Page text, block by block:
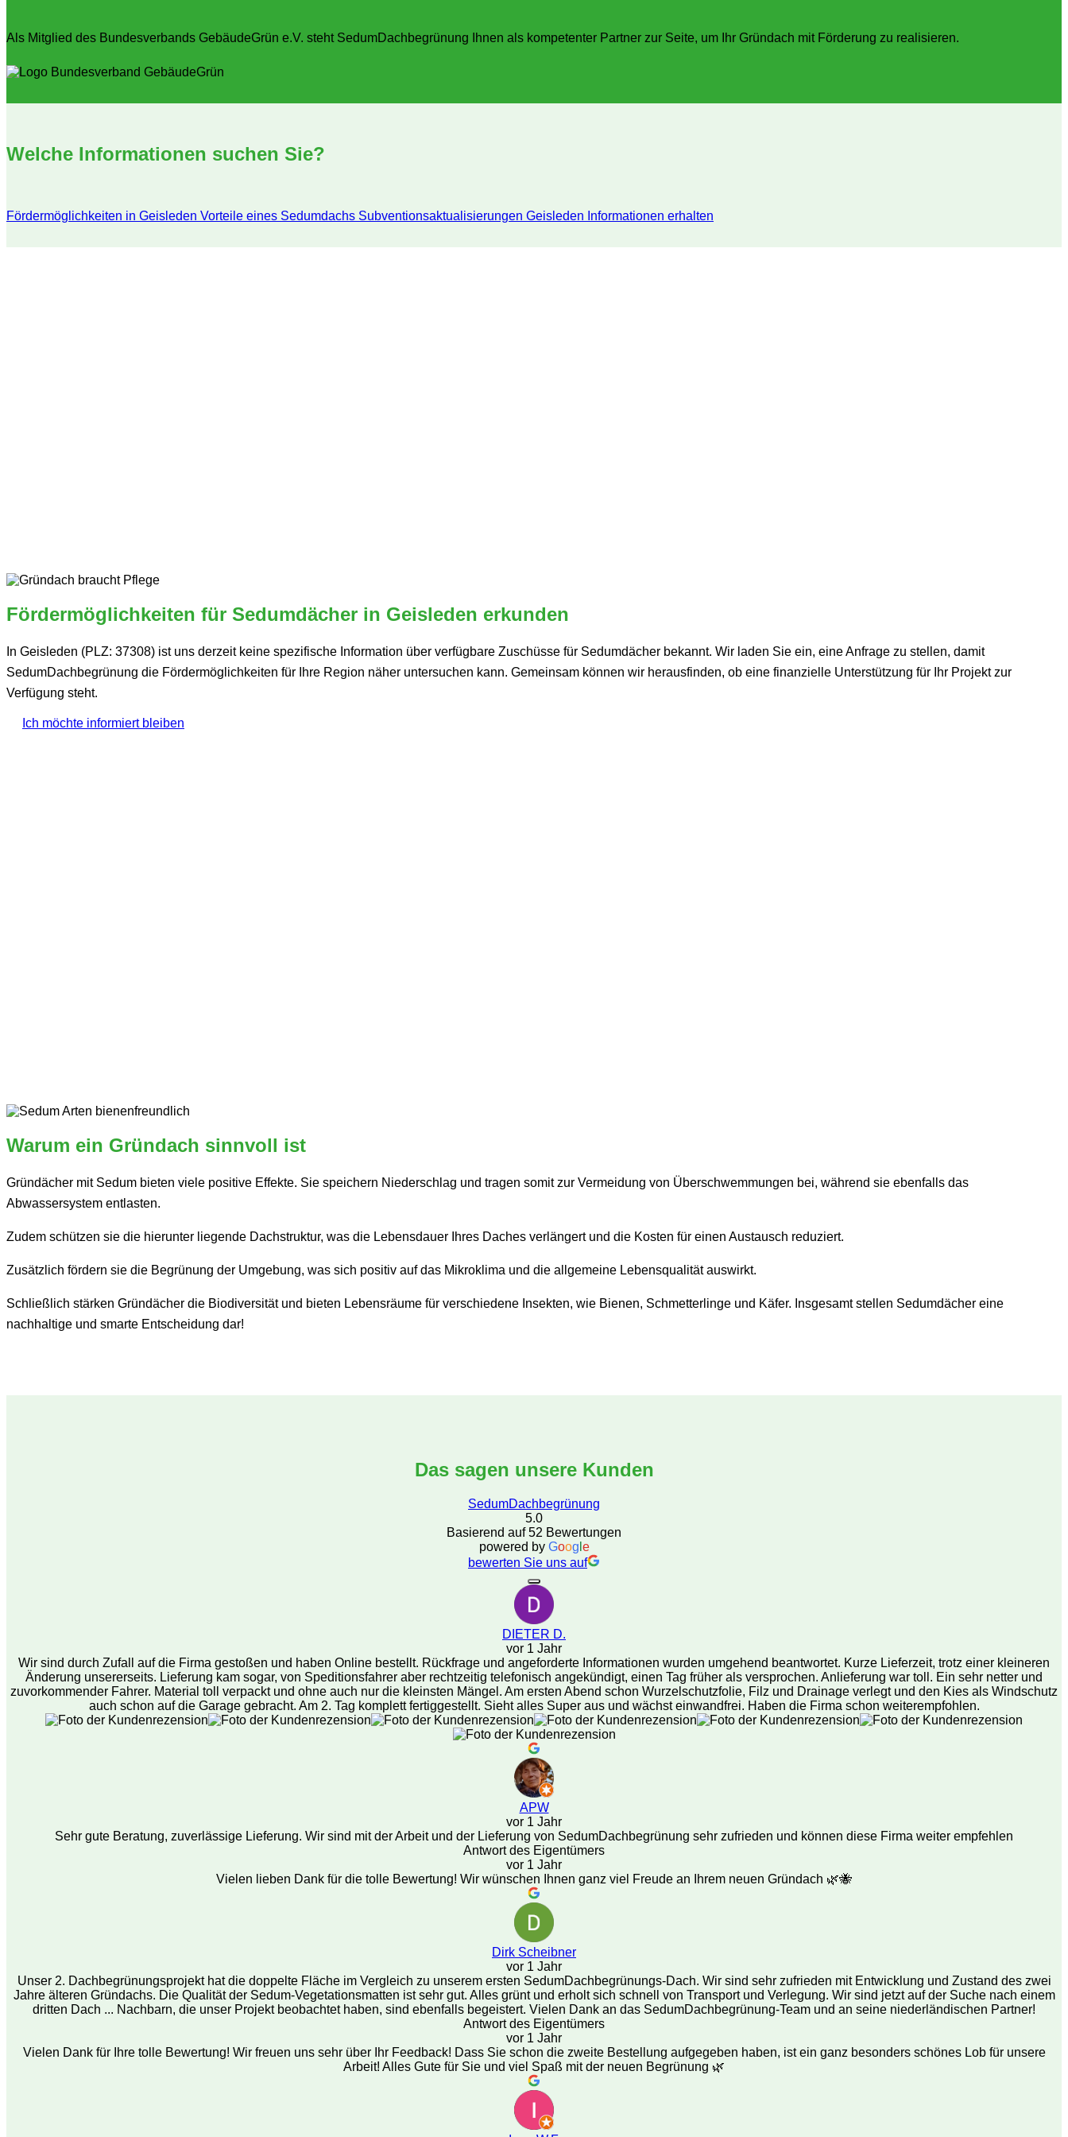
Als Mitglied des Bundesverbands GebäudeGrün e.V. steht SedumDachbegrünung Ihnen als kompetenter Partner zur Seite, um Ihr Gründach mit Förderung zu realisieren.
Welche Informationen suchen Sie?
Fördermöglichkeiten in Geisleden Vorteile eines Sedumdachs Subventionsaktualisierungen Geisleden Informationen erhalten
Fördermöglichkeiten für Sedumdächer in Geisleden erkunden
In Geisleden (PLZ: 37308) ist uns derzeit keine spezifische Information über verfügbare Zuschüsse für Sedumdächer bekannt. Wir laden Sie ein, eine Anfrage zu stellen, damit
SedumDachbegrünung die Fördermöglichkeiten für Ihre Region näher untersuchen kann. Gemeinsam können wir herausfinden, ob eine finanzielle Unterstützung für Ihr Projekt zur
Verfügung steht.
Ich möchte informiert bleiben
Warum ein Gründach sinnvoll ist
Gründächer mit Sedum bieten viele positive Effekte. Sie speichern Niederschlag und tragen somit zur Vermeidung von Überschwemmungen bei, während sie ebenfalls das
Abwassersystem entlasten.
Zudem schützen sie die hierunter liegende Dachstruktur, was die Lebensdauer Ihres Daches verlängert und die Kosten für einen Austausch reduziert.
Zusätzlich fördern sie die Begrünung der Umgebung, was sich positiv auf das Mikroklima und die allgemeine Lebensqualität auswirkt.
Schließlich stärken Gründächer die Biodiversität und bieten Lebensräume für verschiedene Insekten, wie Bienen, Schmetterlinge und Käfer. Insgesamt stellen Sedumdächer eine
nachhaltige und smarte Entscheidung dar!
Das sagen unsere Kunden
SedumDachbegrünung
5.0
Basierend auf 52 Bewertungen
powered by Goog e
bewerten Sie uns auf
DIETER D.
vor 1 Jahr
Wir sind durch Zufall auf die Firma gestoßen und haben Online bestellt. Rückfrage und angeforderte Informationen wurden umgehend beantwortet. Kurze Lieferzeit, trotz einer kleineren
Änderung unsererseits. Lieferung kam sogar, von Speditionsfahrer aber rechtzeitig telefonisch angekündigt, einen Tag früher als versprochen. Anlieferung war toll. Ein sehr netter und
zuvorkommender Fahrer. Material toll verpackt und ohne auch nur die kleinsten Mängel. Am ersten Abend schon Wurzelschutzfolie, Filz und Drainage verlegt und den Kies als Windschutz
auch schon auf die Garage gebracht. Am 2. Tag komplett fertiggestellt. Sieht alles Super aus und wächst einwandfrei. Haben die Firma schon weiterempfohlen.
APW
vor 1 Jahr
Sehr gute Beratung, zuverlässige Lieferung. Wir sind mit der Arbeit und der Lieferung von SedumDachbegrünung sehr zufrieden und können diese Firma weiter empfehlen
Antwort des Eigentümers
vor 1 Jahr
Vielen lieben Dank für die tolle Bewertung! Wir wünschen Ihnen ganz viel Freude an Ihrem neuen Gründach 🌿🐝
Dirk Scheibner
vor 1 Jahr
Unser 2. Dachbegrünungsprojekt hat die doppelte Fläche im Vergleich zu unserem ersten SedumDachbegrünungs-Dach. Wir sind sehr zufrieden mit Entwicklung und Zustand des zwei
Jahre älteren Gründachs. Die Qualität der Sedum-Vegetationsmatten ist sehr gut. Alles grünt und erholt sich schnell von Transport und Verlegung. Wir sind jetzt auf der Suche nach einem
dritten Dach ... Nachbarn, die unser Projekt beobachtet haben, sind ebenfalls begeistert. Vielen Dank an das SedumDachbegrünung-Team und an seine niederländischen Partner!
Antwort des Eigentümers
vor 1 Jahr
Vielen Dank für Ihre tolle Bewertung! Wir freuen uns sehr über Ihr Feedback! Dass Sie schon die zweite Bestellung aufgegeben haben, ist ein ganz besonders schönes Lob für unsere
Arbeit! Alles Gute für Sie und viel Spaß mit der neuen Begrünung 🌿